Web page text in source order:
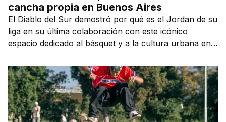
cancha propia en Buenos Aires
El Diablo del Sur demostró por qué es el Jordan de su
liga en su última colaboración con este icónico
espacio dedicado al básquet y a la cultura urbana en